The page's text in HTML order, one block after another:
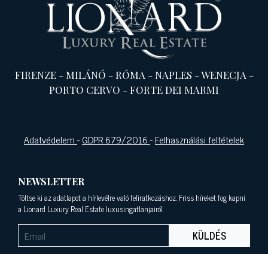
FIRENZE-MILÁNÓ -RÓMA -NAPLES -WENECJA -
PORTO CERVO -FORTE DEI MARMI
Adatvédelem-GDPR 679/2016-Felhasználási feltételek
NEWSLETTER
Töltse ki az adatlapot a hírlevélre való feliratkozáshoz. Friss híreket fog kapni
a Lionard Luxury Real Estate luxusingatlanjairól.
KÜLDÉS